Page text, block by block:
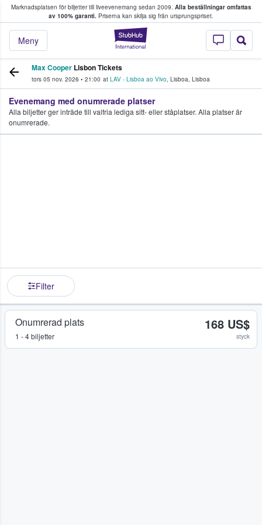
Marknadsplatsen för biljetter till liveevenemang sedan 2009. Alla beställningar omfattas
av 100% garanti. Priserna kan skilja sig från ursprungspriset.
StubHub – där
Meny
köper och säljer biljetter.
Max Cooper Lisbon Tickets
tors 05 nov. 2026 • 21:00 at LAV - Lisboa ao Vivo, Lisboa, Lisboa
Evenemang med onumrerade platser
Alla biljetter ger inträde till valfria lediga sitt- eller ståplatser. Alla platser är
onumrerade.
Filter
Onumrerad plats
1 - 4 biljetter
168 US$
styck